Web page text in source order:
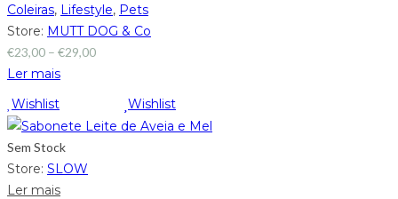
Coleiras, Lifestyle, Pets
Store: MUTT DOG & Co
€23,00 – €29,00
Ler mais
Wishlist
Wishlist
Sem Stock
Store: SLOW
Ler mais